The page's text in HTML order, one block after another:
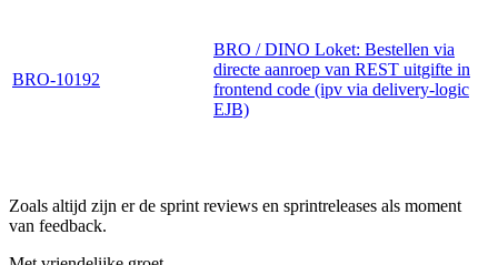
BRO-10192
BRO / DINO Loket: Bestellen via
directe aanroep van REST uitgifte in
frontend code (ipv via delivery-logic
EJB)
Zoals altijd zijn er de sprint reviews en sprintreleases als moment
van feedback.